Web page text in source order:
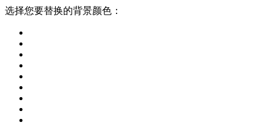
选择您要替换的背景颜色：